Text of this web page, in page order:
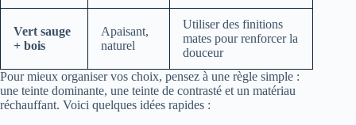
Vert sauge
+ bois
Apaisant,
naturel
Utiliser des finitions
mates pour renforcer la
douceur
Pour mieux organiser vos choix, pensez à une règle simple :
une teinte dominante, une teinte de contrasté et un matériau
réchauffant. Voici quelques idées rapides :